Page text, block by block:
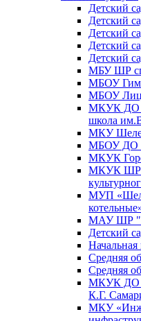
Детский
Детский
Детский
Детский
Детский
МБУ ШР
МБОУ
МБОУ
МКУК ДО
школа
МКУ
МБОУ ДО
МКУК
МКУК ШР
МУП
МАУ ШР
Детский
Средняя
Средняя
МКУК ДО
К.Г.
МКУ